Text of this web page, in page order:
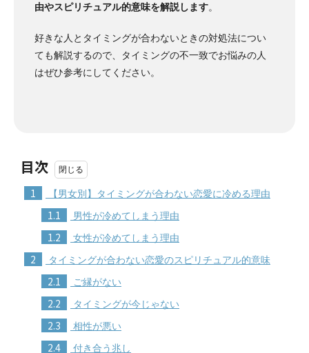
由やスピリチュアル的意味を解説します。
好きな人とタイミングが合わないときの対処法につい
ても解説するので、タイミングの不一致でお悩みの人
はぜひ参考にしてください。
目次
1 【男女別】タイミングが合わない恋愛に冷める理由
1.1 男性が冷めてしまう理由
1.2 女性が冷めてしまう理由
2 タイミングが合わない恋愛のスピリチュアル的意味
2.1 ご縁がない
2.2 タイミングが今じゃない
2.3 相性が悪い
2.4 付き合う兆し